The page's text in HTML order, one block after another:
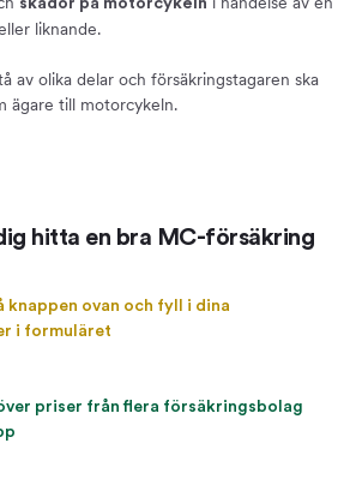
skador på motorcykeln
liknande.
av olika delar och försäkringstagaren ska
ägare till motorcykeln.
hitta en bra MC-försäkring
knappen ovan och fyll i dina
i formuläret
priser från flera försäkringsbolag